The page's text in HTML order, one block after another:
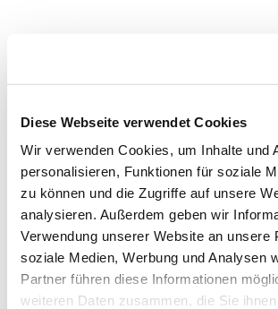
Diese Webseite verwendet Cookies
Wir verwenden Cookies, um Inhalte und
personalisieren, Funktionen für soziale
zu können und die Zugriffe auf unsere
analysieren. Außerdem geben wir
Verwendung unserer Website an unsere
soziale Medien, Werbung und Analysen
Partner führen diese Informationen
weiteren Daten zusammen, die Sie